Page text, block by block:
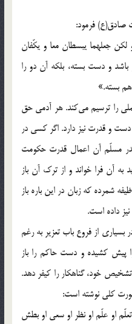
فرمود:
جعلهما يبسطان معا و يکّفان
باشد و دست بسته، بلکه آن دو را
بسته.»
را ترسيم می‌کند. هر آدمی حق
و قدرت نيز دارد. اگر کسی در
مسلّم آن اعمال قدرت حکومت
آن فرا خواند و از ترک آن باز
شمرده که زبان در اين باره باز
داده است.
از فروع باب تعزير به رغم
را پيش کشيده و دست حاکم را باز
خود، گناهکار را کيفر دهد.
کلی نوشته است:
او علّم او نظر او سعی او بطش